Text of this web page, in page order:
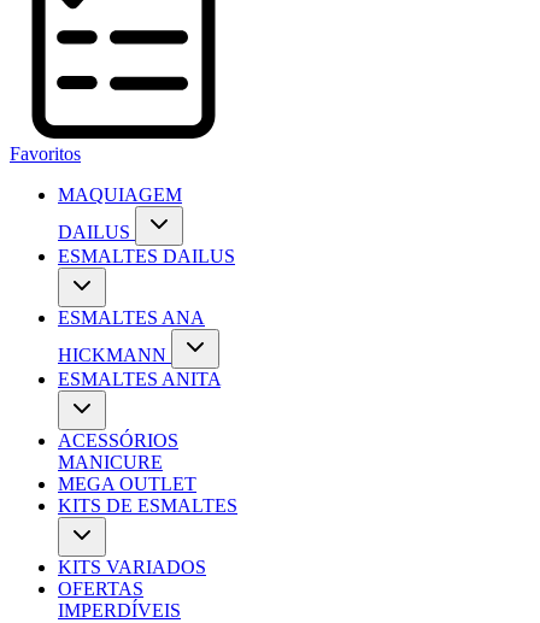
Favoritos
MAQUIAGEM
DAILUS
ESMALTES DAILUS
ESMALTES ANA
HICKMANN
ESMALTES ANITA
ACESSÓRIOS
MANICURE
MEGA OUTLET
KITS DE ESMALTES
KITS VARIADOS
OFERTAS
IMPERDÍVEIS